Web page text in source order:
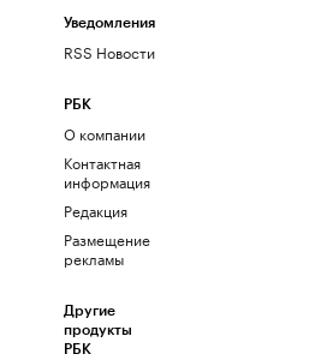
Уведомления
RSS Новости
РБК
О компании
Контактная
информация
Редакция
Размещение
рекламы
Другие
продукты
РБК